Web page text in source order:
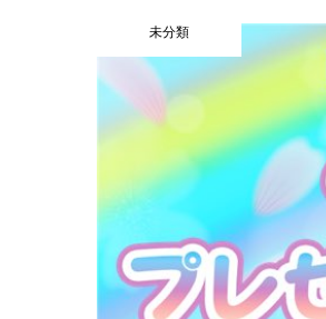
未分類